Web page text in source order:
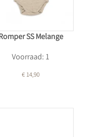
SS Melange
Voorraad: 1
€ 14,90